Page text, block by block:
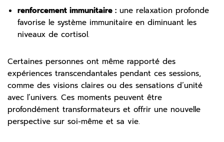
renforcement immunitaire : une relaxation profonde
favorise le système immunitaire en diminuant les
niveaux de cortisol.
Certaines personnes ont même rapporté des
expériences transcendantales pendant ces sessions,
comme des visions claires ou des sensations d’unité
avec l’univers. Ces moments peuvent être
profondément transformateurs et offrir une nouvelle
perspective sur soi-même et sa vie.